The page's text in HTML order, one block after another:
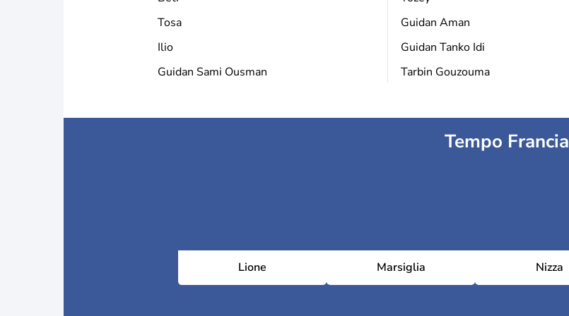
Tosa
Ilio
Guidan Sami Ousman
Guidan Aman
Guidan Tanko Idi
Tarbin Gouzouma
Tempo Francia
Lione Marsiglia Nizza